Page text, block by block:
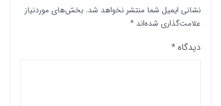
نشانی ایمیل شما منتشر نخواهد شد. بخش‌های موردنیاز
علامت‌گذاری شده‌اند*
دیدگاه*